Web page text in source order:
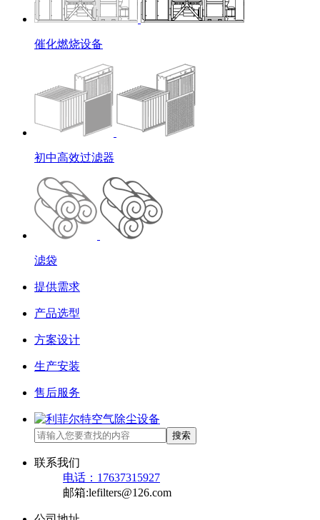
催化燃烧设备
初中高效过滤器
滤袋
提供需求
产品选型
方案设计
生产安装
售后服务
搜索
联系我们
电话：17637315927
邮箱:lefilters@126.com